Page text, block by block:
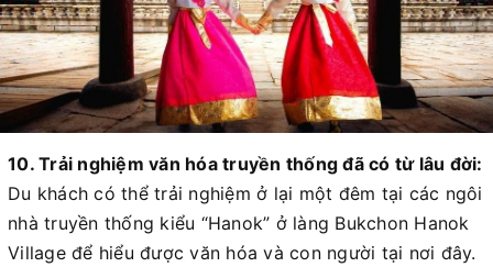
10. Trải nghiệm văn hóa truyền thống đã có từ lâu đời:
Du khách có thể trải nghiệm ở lại một đêm tại các ngôi
nhà truyền thống kiểu “Hanok” ở làng Bukchon Hanok
Village để hiểu được văn hóa và con người tại nơi đây.